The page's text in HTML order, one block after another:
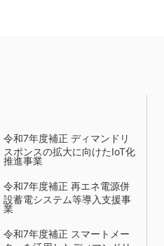
令和7年度補正 ディマンドリ
スポンスの拡大に向けたIoT化
推進事業
令和7年度補正 再エネ電源併
設蓄電システム等導入支援事
業
令和7年度補正 スマートメー